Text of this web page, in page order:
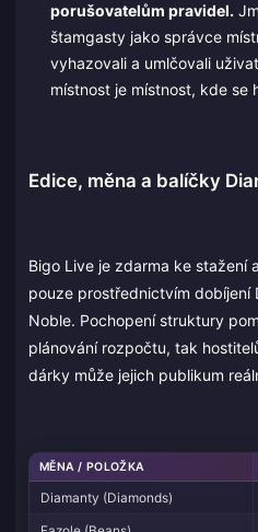
porušovatelům pravidel.
štamgasty jako správce
vyhazovali a umlčovali
místnost je místnost, kde se
Edice, měna a balíčky
Bigo Live je zdarma ke stažení
pouze prostřednictvím dobíjení
Noble. Pochopení struktury
plánování rozpočtu, tak
dárky může jejich publikum
MĚNA / POLOŽKA
Diamanty (Diamonds)